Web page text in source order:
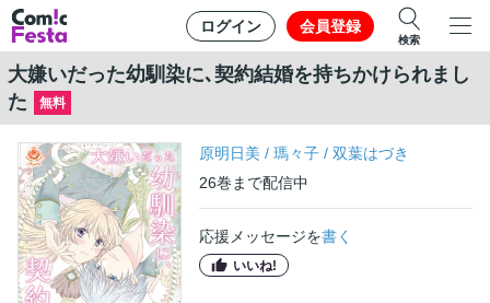
ログイン 会員登録
検索
大嫌いだった幼馴染に､契約結婚を持ちかけられまし
た
無料
原明日美 /瑪々子 /双葉はづき
26巻 まで配信中
応援メッセージを書く
いいね!